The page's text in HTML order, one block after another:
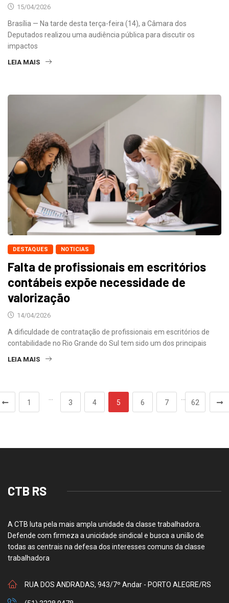
15/04/2026
Brasília — Na tarde desta terça-feira (14), a Câmara dos
Deputados realizou uma audiência pública para discutir os
impactos
LEIA MAIS
DESTAQUES NOTICIAS
Falta de profissionais em escritórios
contábeis expõe necessidade de
valorização
14/04/2026
A dificuldade de contratação de profissionais em escritórios de
contabilidade no Rio Grande do Sul tem sido um dos principais
LEIA MAIS
1 3 4 5 6 7 62
CTB RS
A CTB luta pela mais ampla unidade da classe trabalhadora.
Defende com firmeza a unicidade sindical e busca a união de
todas as centrais na defesa dos interesses comuns da classe
trabalhadora
RUA DOS ANDRADAS, 943/7º Andar - PORTO ALEGRE/RS